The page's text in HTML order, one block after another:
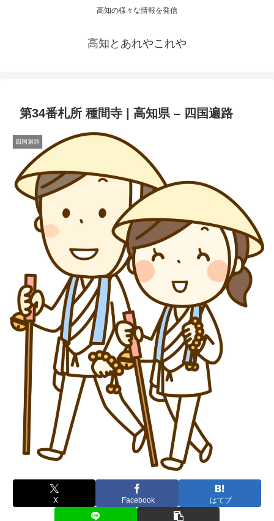
高知の様々な情報を発信
高知とあれやこれや
第34番札所 種間寺 | 高知県 – 四国遍路
四国遍路
X Facebook はてブ